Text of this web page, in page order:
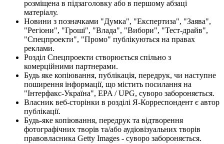
розміщена в підзаголовку або в першому абзаці
матеріалу.
Новини з позначками "Думка", "Експертиза", "Заява",
"Регіони", "Гроші", "Влада", "Вибори", "Тест-драйв",
"Спецпроекти", "Промо" публікуються на правах
реклами.
Розділ Спецпроекти створюється спільно з
комерційними партнерами.
Будь яке копіювання, публікація, передрук, чи наступне
поширення інформації, що містить посилання на
"Інтерфакс-Україна", EPA / UPG, суворо забороняється.
Власник веб-сторінки в розділі Я-Корреспондент є автор
публікації.
Будь-яке копіювання, передрук та відтворення
фотографічних творів та/або аудіовізуальних творів
правовласника Getty Images - суворо забороняється.